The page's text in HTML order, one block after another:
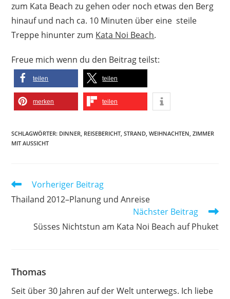
zum Kata Beach zu gehen oder noch etwas den Berg
hinauf und nach ca. 10 Minuten über eine steile
Treppe hinunter zum Kata Noi Beach.
Freue mich wenn du den Beitrag teilst:
teilen teilen
merken teilen
SCHLAGWÖRTER: DINNER, REISEBERICHT, STRAND, WEIHNACHTEN, ZIMMER
MIT AUSSICHT
Weitere
Artikel
ansehen
Vorheriger Beitrag
Thailand 2012–Planung und Anreise
Nächster Beitrag
Süsses Nichtstun am Kata Noi Beach auf Phuket
Thomas
Seit über 30 Jahren auf der Welt unterwegs. Ich liebe